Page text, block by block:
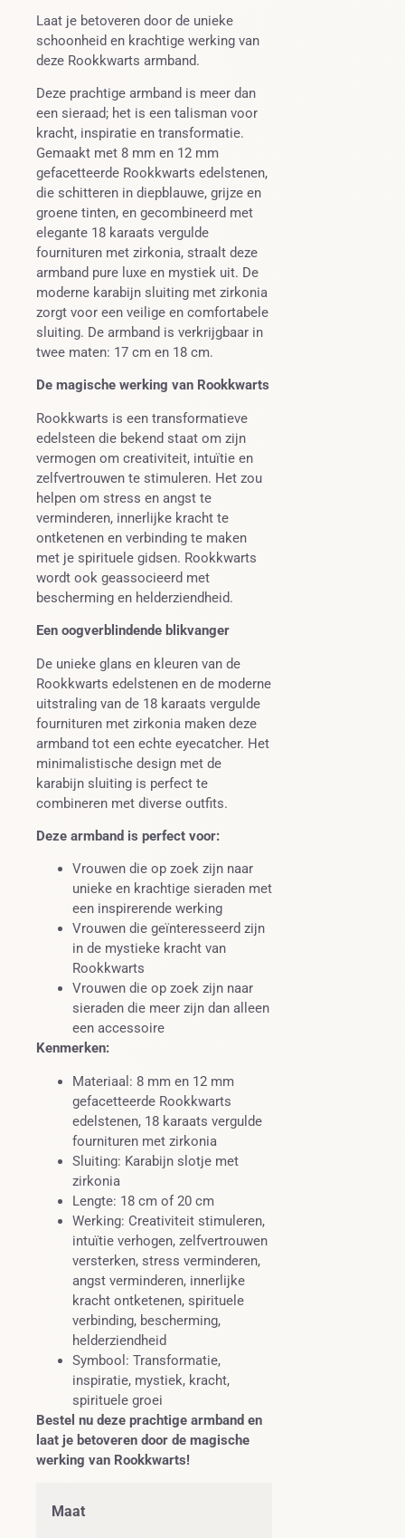
Laat je betoveren door de unieke
schoonheid en krachtige werking van
deze Rookkwarts armband.
Deze prachtige armband is meer dan
een sieraad; het is een talisman voor
kracht, inspiratie en transformatie.
Gemaakt met 8 mm en 12 mm
gefacetteerde Rookkwarts edelstenen,
die schitteren in diepblauwe, grijze en
groene tinten, en gecombineerd met
elegante 18 karaats vergulde
fournituren met zirkonia, straalt deze
armband pure luxe en mystiek uit. De
moderne karabijn sluiting met zirkonia
zorgt voor een veilige en comfortabele
sluiting. De armband is verkrijgbaar in
twee maten: 17 cm en 18 cm.
De magische werking van Rookkwarts
Rookkwarts is een transformatieve
edelsteen die bekend staat om zijn
vermogen om creativiteit, intuïtie en
zelfvertrouwen te stimuleren. Het zou
helpen om stress en angst te
verminderen, innerlijke kracht te
ontketenen en verbinding te maken
met je spirituele gidsen. Rookkwarts
wordt ook geassocieerd met
bescherming en helderziendheid.
Een oogverblindende blikvanger
De unieke glans en kleuren van de
Rookkwarts edelstenen en de moderne
uitstraling van de 18 karaats vergulde
fournituren met zirkonia maken deze
armband tot een echte eyecatcher. Het
minimalistische design met de
karabijn sluiting is perfect te
combineren met diverse outfits.
Deze armband is perfect voor:
Vrouwen die op zoek zijn naar
unieke en krachtige sieraden met
een inspirerende werking
Vrouwen die geïnteresseerd zijn
in de mystieke kracht van
Rookkwarts
Vrouwen die op zoek zijn naar
sieraden die meer zijn dan alleen
een accessoire
Kenmerken:
Materiaal: 8 mm en 12 mm
gefacetteerde Rookkwarts
edelstenen, 18 karaats vergulde
fournituren met zirkonia
Sluiting: Karabijn slotje met
zirkonia
Lengte: 18 cm of 20 cm
Werking: Creativiteit stimuleren,
intuïtie verhogen, zelfvertrouwen
versterken, stress verminderen,
angst verminderen, innerlijke
kracht ontketenen, spirituele
verbinding, bescherming,
helderziendheid
Symbool: Transformatie,
inspiratie, mystiek, kracht,
spirituele groei
Bestel nu deze prachtige armband en
laat je betoveren door de magische
werking van Rookkwarts!
Maat